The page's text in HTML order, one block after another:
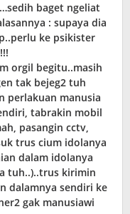
baget ngeliat
: supaya dia
ke psikister
orgil begitu..masih
tak bejeg2 tuh
perlakuan manusia
tabrakin mobil
pasangin cctv,
trus cium idolanya
dalam idolanya
tuh..)..trus kirimin
dalamnya sendiri ke
gak manusiawi